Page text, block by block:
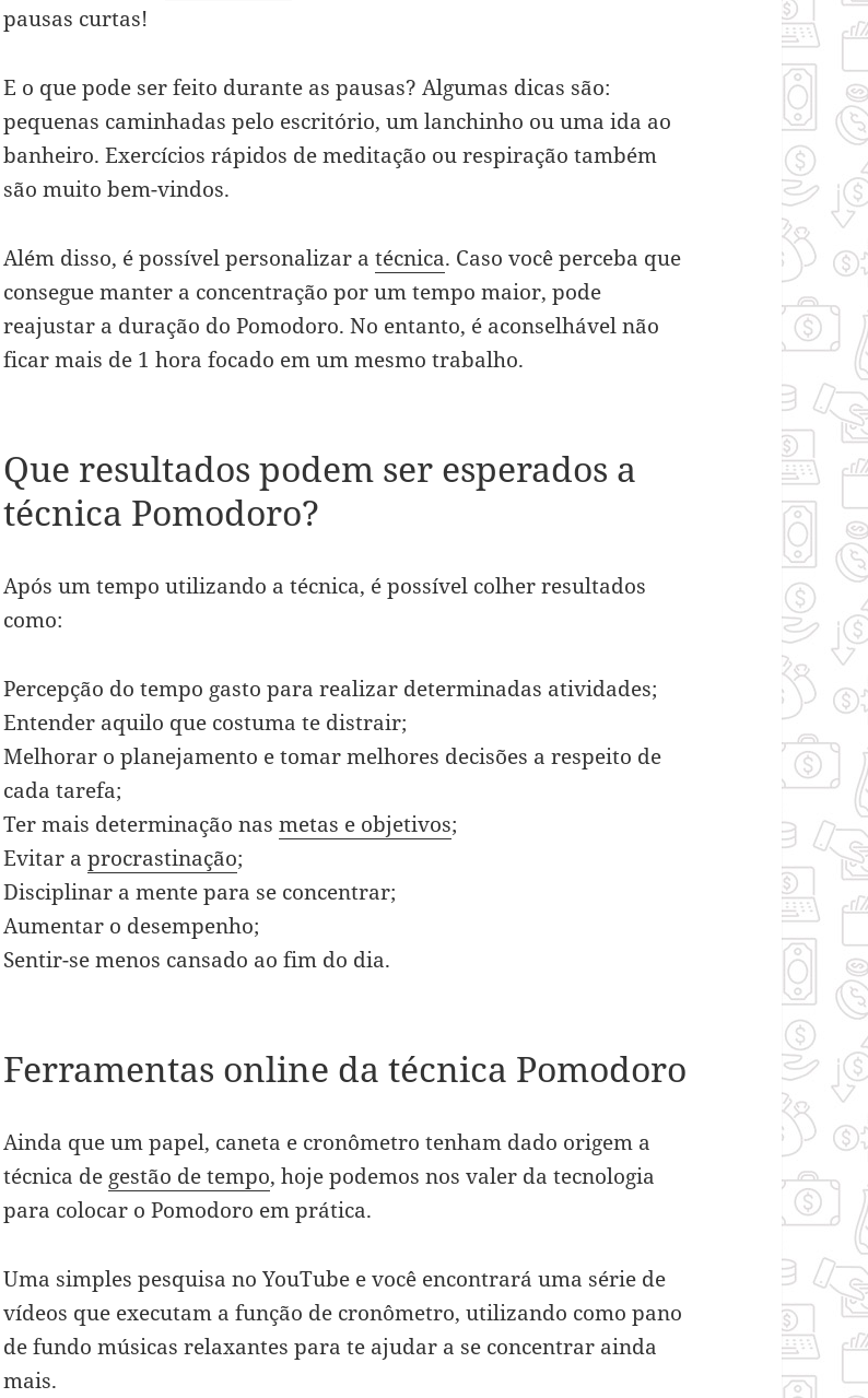
pausas curtas!
E o que pode ser feito durante as pausas? Algumas dicas são:
pequenas caminhadas pelo escritório, um lanchinho ou uma ida ao
banheiro. Exercícios rápidos de meditação ou respiração também
são muito bem-vindos.
Além disso, é possível personalizar atécnica. Caso você perceba que
consegue manter a concentração por um tempo maior, pode
reajustar a duração do Pomodoro. No entanto, é aconselhável não
ficar mais de 1 hora focado em um mesmo trabalho.
Que resultados podem ser esperados a
técnica Pomodoro?
Após um tempo utilizando a técnica, é possível colher resultados
como:
Percepção do tempo gasto para realizar determinadas atividades;
Entender aquilo que costuma te distrair;
Melhorar o planejamento e tomar melhores decisões a respeito de
cada tarefa;
Ter mais determinação nasmetas e objetivos;
Evitar aprocrastinação;
Disciplinar a mente para se concentrar;
Aumentar o desempenho;
Sentir-se menos cansado ao fim do dia.
Ferramentas online da técnica Pomodoro
Ainda que um papel, caneta e cronômetro tenham dado origem a
técnica de gestão de tempo, hoje podemos nos valer da tecnologia
para colocar o Pomodoro em prática.
Uma simples pesquisa no YouTube e você encontrará uma série de
vídeos que executam a função de cronômetro, utilizando como pano
de fundo músicas relaxantes para te ajudar a se concentrar ainda
mais.